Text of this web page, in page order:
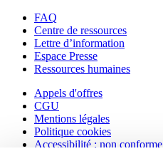
FAQ
Centre de ressources
Lettre d’information
Espace Presse
Ressources humaines
Appels d'offres
CGU
Mentions légales
Politique cookies
Accessibilité : non conforme